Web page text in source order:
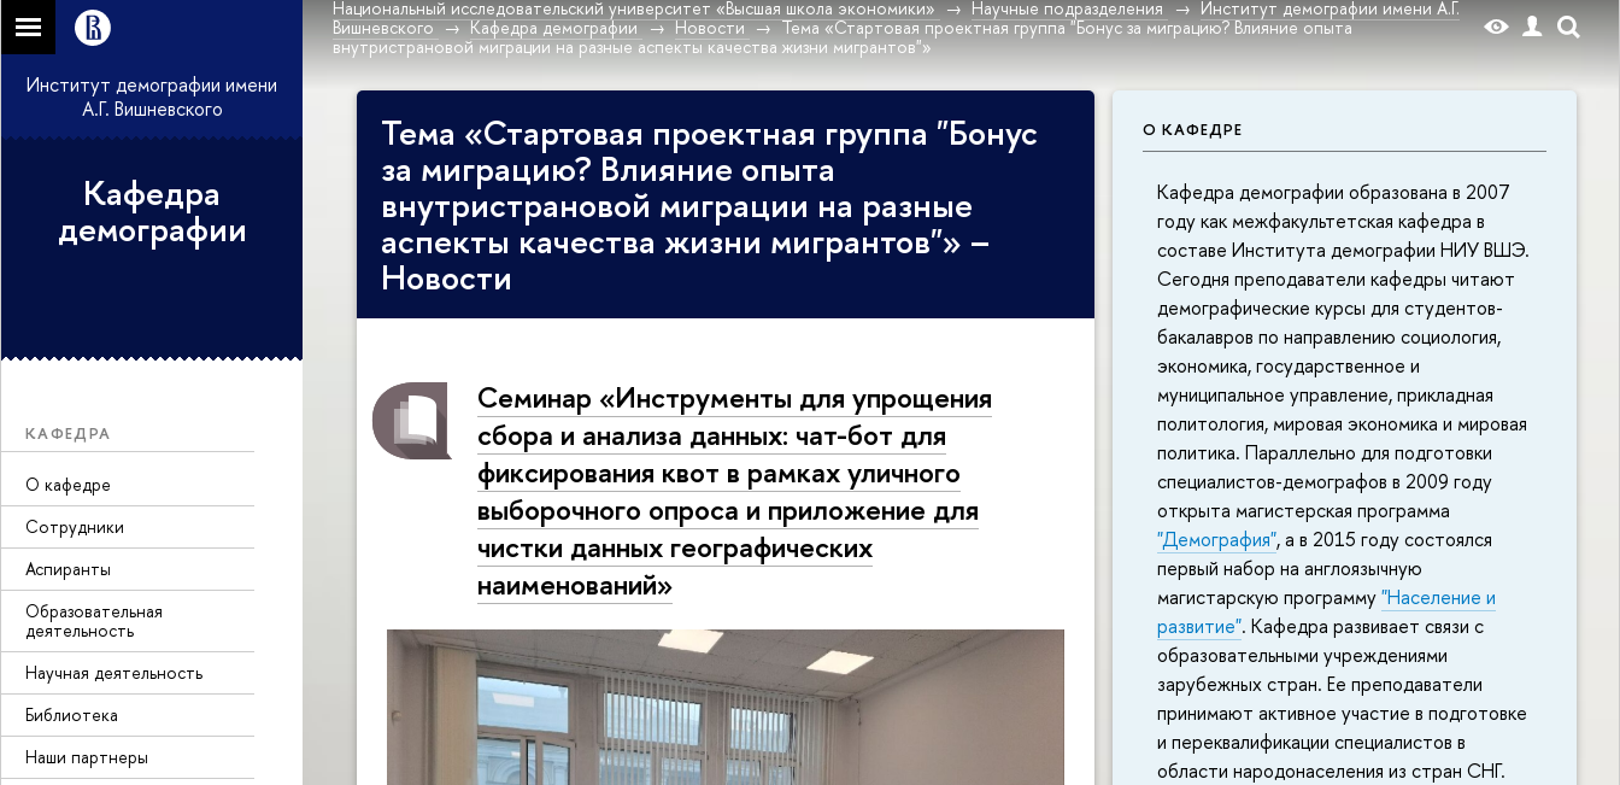
Национальный исследовательский университет «Высшая школа экономики» Научные подразделения
Институт демографии имени А.Г.
Вишневского
Кафедра демографии Новости
Тема «Стартовая проектная группа "Бонус за миграцию? Влияние опыта
внутристрановой миграции на разные аспекты качества жизни мигрантов"»
Институт демографии имени
А.Г. Вишневского
Кафедра
демографии
КАФЕДРА
О кафедре
Сотрудники
Аспиранты
Образовательная
деятельность
Научная деятельность
Библиотека
Наши партнеры
О КАФЕДРЕ
Кафедра демографии образована в 2007
году как межфакультетская кафедра в
составе Института демографии НИУ ВШЭ.
Сегодня преподаватели кафедры читают
демографические курсы для студентов-
бакалавров по направлению социология,
экономика, государственное и
муниципальное управление, прикладная
политология, мировая экономика и мировая
политика. Параллельно для подготовки
специалистов-демографов в 2009 году
открыта магистерская программа
"Демография", а в 2015 году состоялся
первый набор на англоязычную
магистарскую программу"Население и
развитие". Кафедра развивает связи с
образовательными учреждениями
зарубежных стран. Ее преподаватели
принимают активное участие в подготовке
и переквалификации специалистов в
области народонаселения из стран СНГ.
Тема «Стартовая проектная группа "Бонус
за миграцию? Влияние опыта
внутристрановой миграции на разные
аспекты качества жизни мигрантов"» –
Новости
Семинар «Инструменты для упрощения
сбора и анализа данных: чат-бот для
фиксирования квот в рамках уличного
выборочного опроса и приложение для
чистки данных географических
наименований»